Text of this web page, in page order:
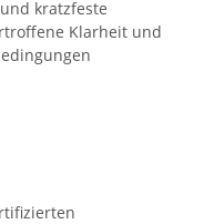
kratzfeste
Klarheit und